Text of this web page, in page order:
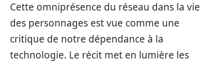
Cette omniprésence du réseau dans la vie
des personnages est vue comme une
critique de notre dépendance à la
technologie. Le récit met en lumière les